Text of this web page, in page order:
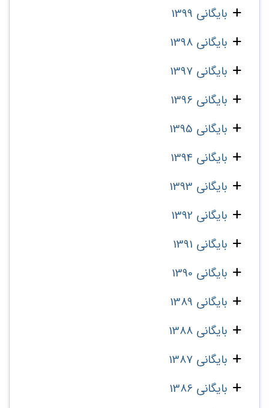
بایگانی 1399
بایگانی 1398
بایگانی 1397
بایگانی 1396
بایگانی 1395
بایگانی 1394
بایگانی 1393
بایگانی 1392
بایگانی 1391
بایگانی 1390
بایگانی 1389
بایگانی 1388
بایگانی 1387
بایگانی 1386